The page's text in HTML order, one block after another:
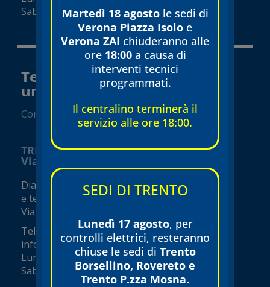
Sabato 08:00 – 18:00 (orari variabili)
Tecnomed Trento Srl a socio
unico
Convenzionato SSN
TRENTO
Via Borsellino
Diagnostica e visite specialistiche
e terapie fisiche
Via Borsellino, 3
Tel.
0461 230005
info@tecnomed-trento.it
Lunedì – Venerdì 07:30 – 19:00
Sabato e Domenica 08:00 – 17:00
Martedì 18 agostole sedi di
Verona Piazza Isolo e
Verona ZAI chiuderanno alle
ore 18:00a causa di
interventi tecnici
programmati.
Il centralino terminerà il
servizio alle ore 18:00.
SEDI DI TRENTO
Lunedì 17 agosto, per
controlli elettrici, resteranno
chiuse le sedi di Trento
Borsellino, Rovereto e
Trento P.zza Mosna.